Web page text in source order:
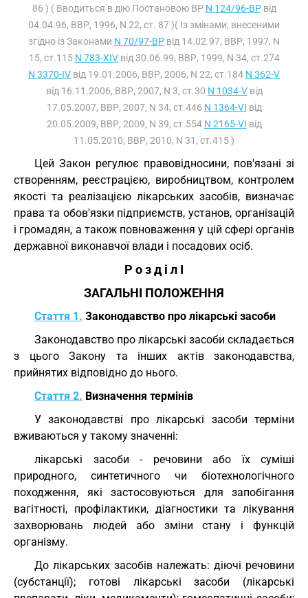
86 ) ( Вводиться в дію Постановою ВР N 124/96-ВРвід
04.04.96, ВВР, 1996, N 22, ст. 87 )( Із змінами, внесеними
згідно із Законами N 70/97-ВР від 14.02.97, ВВР, 1997, N
15, ст.115 N 783-XIVвід 30.06.99, ВВР, 1999, N 34, ст.274
N 3370-IV від 19.01.2006, ВВР, 2006, N 22, ст.184 N 362-V
від 16.11.2006, ВВР, 2007, N 3, ст.30 N 1034-Vвід
17.05.2007, ВВР, 2007, N 34, ст.446 N 1364-VI від
20.05.2009, ВВР, 2009, N 39, ст.554 N 2165-VI від
11.05.2010, ВВР, 2010, N 31, ст.415 )
Цей Закон регулює правовідносини, пов'язані зі
створенням, реєстрацією, виробництвом, контролем
якості та реалізацією лікарських засобів, визначає
права та обов'язки підприємств, установ, організацій
і громадян, а також повноваження у цій сфері органів
державної виконавчої влади і посадових осіб.
Р о з д і л I
ЗАГАЛЬНІ ПОЛОЖЕННЯ
Стаття 1. Законодавство про лікарські засоби
Законодавство про лікарські засоби складається
з цього Закону та інших актів законодавства,
прийнятих відповідно до нього.
Стаття 2. Визначення термінів
У законодавстві про лікарські засоби терміни
вживаються у такому значенні:
лікарські засоби - речовини або їх суміші
природного, синтетичного чи біотехнологічного
походження, які застосовуються для запобігання
вагітності, профілактики, діагностики та лікування
захворювань людей або зміни стану і функцій
організму.
До лікарських засобів належать: діючі речовини
(субстанції); готові лікарські засоби (лікарські